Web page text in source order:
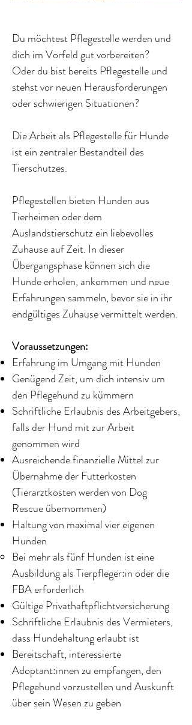
Du möchtest Pflegestelle werden und
dich im Vorfeld gut vorbereiten?
Oder du bist bereits Pflegestelle und
stehst vor neuen Herausforderungen
oder schwierigen Situationen?
Die Arbeit als Pflegestelle für Hunde
ist ein zentraler Bestandteil des
Tierschutzes.
Pflegestellen bieten Hunden aus
Tierheimen oder dem
Auslandstierschutz ein liebevolles
Zuhause auf Zeit. In dieser
Übergangsphase können sich die
Hunde erholen, ankommen und neue
Erfahrungen sammeln, bevor sie in ihr
endgültiges Zuhause vermittelt werden.
Voraussetzungen:
Erfahrung im Umgang mit Hunden
Genügend Zeit, um dich intensiv um
den Pflegehund zu kümmern
Schriftliche Erlaubnis des Arbeitgebers,
falls der Hund mit zur Arbeit
genommen wird
Ausreichende finanzielle Mittel zur
Übernahme der Futterkosten
(Tierarztkosten werden von Dog
Rescue übernommen)
Haltung von maximal vier eigenen
Hunden
Bei mehr als fünf Hunden ist eine
Ausbildung als Tierpfleger:in oder die
FBA erforderlich
Gültige Privathaftpflichtversicherung
Schriftliche Erlaubnis des Vermieters,
dass Hundehaltung erlaubt ist
Bereitschaft, interessierte
Adoptant:innen zu empfangen, den
Pflegehund vorzustellen und Auskunft
über sein Wesen zu geben